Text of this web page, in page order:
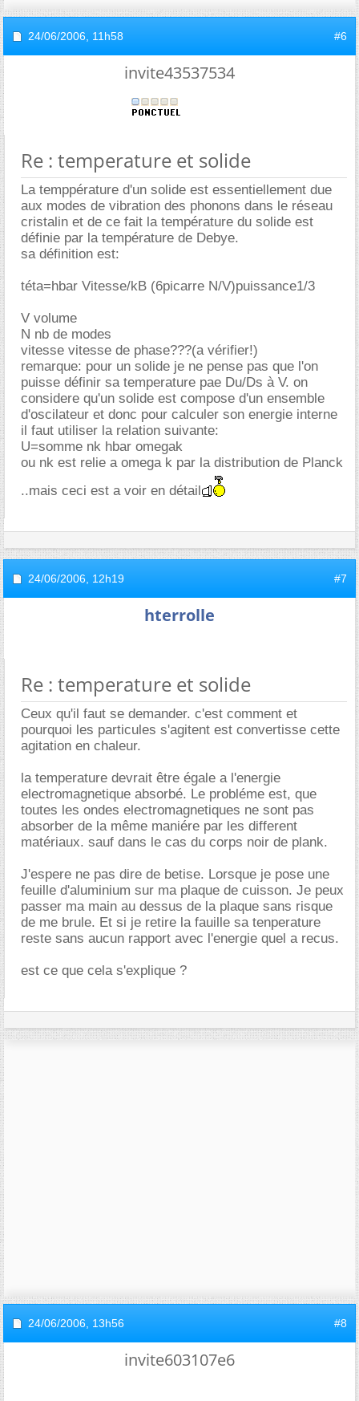
24/06/2006, 11h58 #6
invite43537534
Re : temperature et solide
La temppérature d'un solide est essentiellement due
aux modes de vibration des phonons dans le réseau
cristalin et de ce fait la température du solide est
définie par la température de Debye.
sa définition est:
téta=hbar Vitesse/kB (6picarre N/V)puissance1/3
V volume
N nb de modes
vitesse vitesse de phase???(a vérifier!)
remarque: pour un solide je ne pense pas que l'on
puisse définir sa temperature pae Du/Ds à V. on
considere qu'un solide est compose d'un ensemble
d'oscilateur et donc pour calculer son energie interne
il faut utiliser la relation suivante:
U=somme nk hbar omegak
ou nk est relie a omega k par la distribution de Planck
..mais ceci est a voir en détail
24/06/2006, 12h19 #7
hterrolle
Re : temperature et solide
Ceux qu'il faut se demander. c'est comment et
pourquoi les particules s'agitent est convertisse cette
agitation en chaleur.
la temperature devrait être égale a l'energie
electromagnetique absorbé. Le probléme est, que
toutes les ondes electromagnetiques ne sont pas
absorber de la même maniére par les different
matériaux. sauf dans le cas du corps noir de plank.
J'espere ne pas dire de betise. Lorsque je pose une
feuille d'aluminium sur ma plaque de cuisson. Je peux
passer ma main au dessus de la plaque sans risque
de me brule. Et si je retire la fauille sa tenperature
reste sans aucun rapport avec l'energie quel a recus.
est ce que cela s'explique ?
24/06/2006, 13h56 #8
invite603107e6